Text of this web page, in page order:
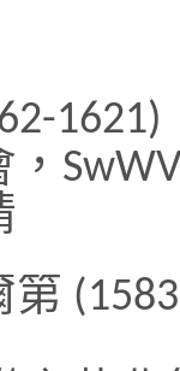
1621)